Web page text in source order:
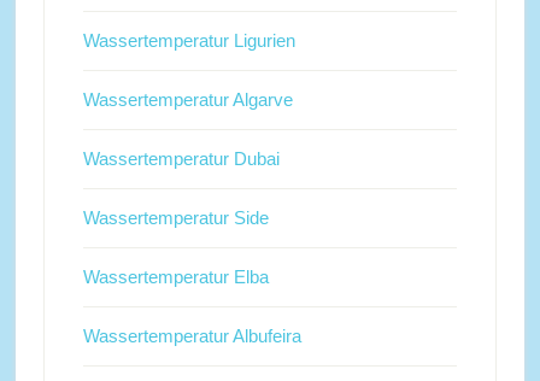
Wassertemperatur Ligurien
Wassertemperatur Algarve
Wassertemperatur Dubai
Wassertemperatur Side
Wassertemperatur Elba
Wassertemperatur Albufeira